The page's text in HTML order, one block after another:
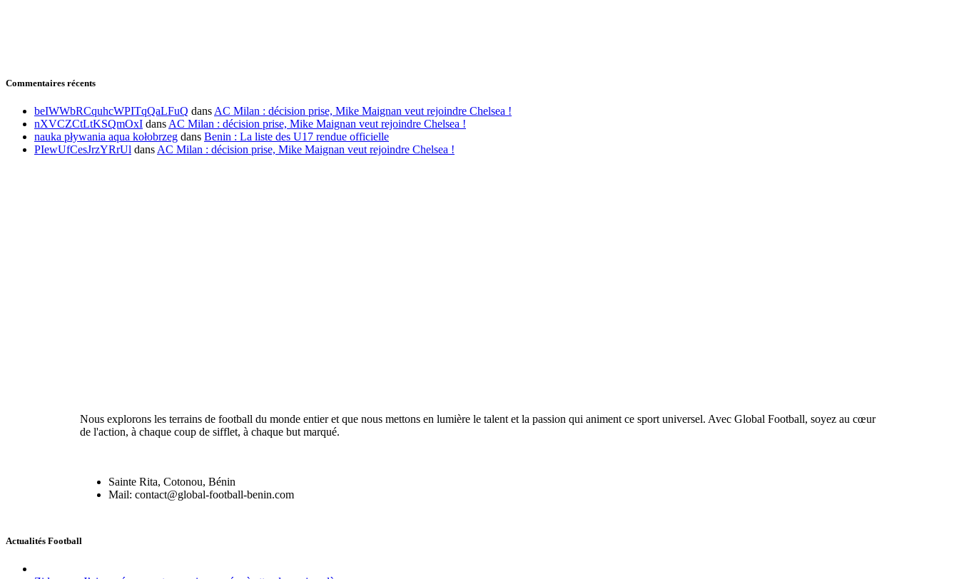
Commentaires récents
beIWWbRCquhcWPITqQaLFuQ dans AC Milan : décision prise, Mike Maignan veut rejoindre Chelsea !
nXVCZCtLtKSQmOxI dans AC Milan : décision prise, Mike Maignan veut rejoindre Chelsea !
nauka pływania aqua kołobrzeg dans Benin : La liste des U17 rendue officielle
PIewUfCesJrzYRrUl dans AC Milan : décision prise, Mike Maignan veut rejoindre Chelsea !
Nous explorons les terrains de football du monde entier et que nous mettons en lumière le talent et la passion qui animent ce sport universel. Avec Global Football, soyez au cœur
de l'action, à chaque coup de sifflet, à chaque but marqué.
Sainte Rita, Cotonou, Bénin
Mail: contact@global-football-benin.com
Actualités Football